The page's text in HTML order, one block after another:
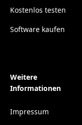
Kostenlos testen
Software kaufen
Weitere
Informationen
Impressum